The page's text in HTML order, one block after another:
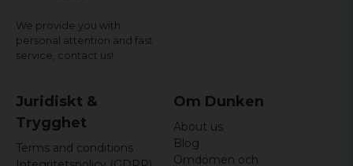
We provide you with
personal attention and fast
service, contact us!
Juridiskt &
Trygghet
Terms and conditions
Om Dunken
About us
Blog
Omdömen och